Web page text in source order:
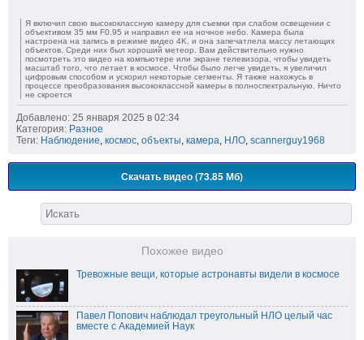
Я включил свою высококлассную камеру для съемки при слабом освещении с
объективом 35 мм F0.95 и направил ее на ночное небо. Камера была
настроена на запись в режиме видео 4K, и она запечатлела массу летающих
объектов. Среди них был хороший метеор. Вам действительно нужно
посмотреть это видео на компьютере или экране телевизора, чтобы увидеть
масштаб того, что летает в космосе. Чтобы было легче увидеть, я увеличил
цифровым способом и ускорил некоторые сегменты. Я также нахожусь в
процессе преобразования высококлассной камеры в полноспектральную. Ничто
не скроется
Добавлено: 25 января 2025 в 02:34
Категория: Разное
Теги: Наблюдение, космос, объекты, камера, НЛО, scannerguy1968
Скачать видео (73.85 Мб)
Похожее видео
Тревожные вещи, которые астронавты видели в космосе
Павел Попович наблюдал треугольный НЛО целый час
вместе с Академией Наук